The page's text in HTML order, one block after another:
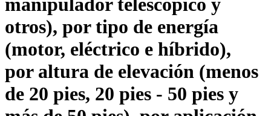
manipulador telescópico y
otros), por tipo de energía
(motor, eléctrico e híbrido),
por altura de elevación (menos
de 20 pies, 20 pies - 50 pies y